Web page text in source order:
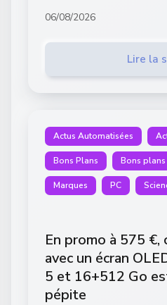
06/08/2026
Lire la
Actus Automatisées
Bons Plans Bons
Marques PC
En promo à 575
avec un écran
5 et 16+512 Go
pépite